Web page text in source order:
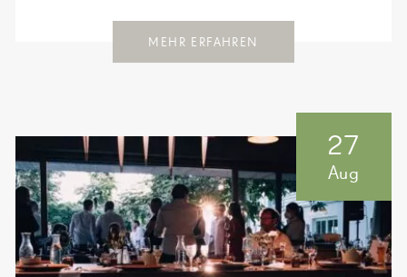
MEHR ERFAHREN
27
Aug